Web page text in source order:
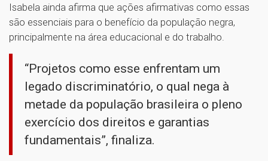
Isabela ainda afirma que ações afirmativas como essas
são essenciais para o benefício da população negra,
principalmente na área educacional e do trabalho.
“Projetos como esse enfrentam um
legado discriminatório, o qual nega à
metade da população brasileira o pleno
exercício dos direitos e garantias
fundamentais”, finaliza.